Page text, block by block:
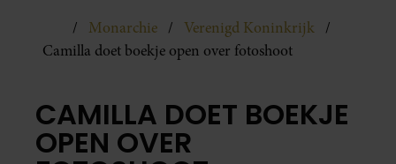
Monarchie
Verenigd Koninkrijk
Camilla doet boekje open over fotoshoot
CAMILLA DOET BOEKJE
OPEN OVER